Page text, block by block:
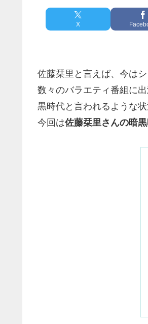
X
佐藤栞里と言えば、今は
数々のバラエティ番組に
黒時代と言われるような
今回は佐藤栞里さんの暗